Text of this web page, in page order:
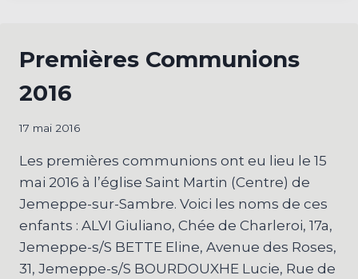
Premières Communions
2016
17 mai 2016
Les premières communions ont eu lieu le 15
mai 2016 à l’église Saint Martin (Centre) de
Jemeppe-sur-Sambre. Voici les noms de ces
enfants : ALVI Giuliano, Chée de Charleroi, 17a,
Jemeppe-s/S BETTE Eline, Avenue des Roses,
31, Jemeppe-s/S BOURDOUXHE Lucie, Rue de